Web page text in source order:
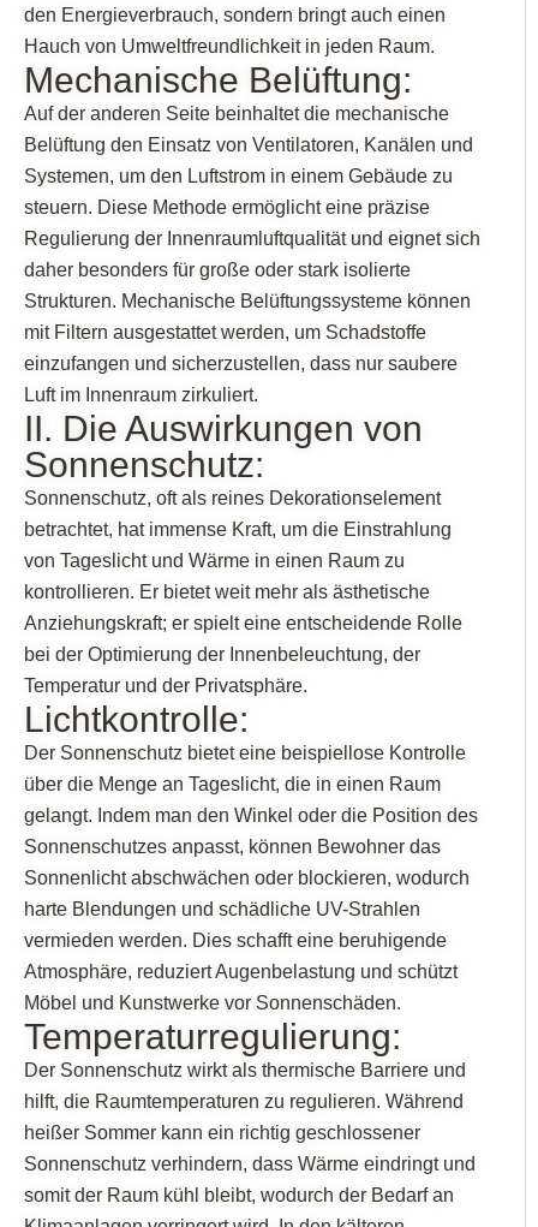
den Energieverbrauch, sondern bringt auch einen
Hauch von Umweltfreundlichkeit in jeden Raum.
Mechanische Belüftung:
Auf der anderen Seite beinhaltet die mechanische
Belüftung den Einsatz von Ventilatoren, Kanälen und
Systemen, um den Luftstrom in einem Gebäude zu
steuern. Diese Methode ermöglicht eine präzise
Regulierung der Innenraumluftqualität und eignet sich
daher besonders für große oder stark isolierte
Strukturen. Mechanische Belüftungssysteme können
mit Filtern ausgestattet werden, um Schadstoffe
einzufangen und sicherzustellen, dass nur saubere
Luft im Innenraum zirkuliert.
II. Die Auswirkungen von
Sonnenschutz:
Sonnenschutz, oft als reines Dekorationselement
betrachtet, hat immense Kraft, um die Einstrahlung
von Tageslicht und Wärme in einen Raum zu
kontrollieren. Er bietet weit mehr als ästhetische
Anziehungskraft; er spielt eine entscheidende Rolle
bei der Optimierung der Innenbeleuchtung, der
Temperatur und der Privatsphäre.
Lichtkontrolle:
Der Sonnenschutz bietet eine beispiellose Kontrolle
über die Menge an Tageslicht, die in einen Raum
gelangt. Indem man den Winkel oder die Position des
Sonnenschutzes anpasst, können Bewohner das
Sonnenlicht abschwächen oder blockieren, wodurch
harte Blendungen und schädliche UV-Strahlen
vermieden werden. Dies schafft eine beruhigende
Atmosphäre, reduziert Augenbelastung und schützt
Möbel und Kunstwerke vor Sonnenschäden.
Temperaturregulierung:
Der Sonnenschutz wirkt als thermische Barriere und
hilft, die Raumtemperaturen zu regulieren. Während
heißer Sommer kann ein richtig geschlossener
Sonnenschutz verhindern, dass Wärme eindringt und
somit der Raum kühl bleibt, wodurch der Bedarf an